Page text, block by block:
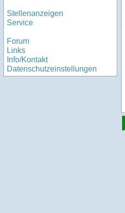
Stellenanzeigen
Service
Forum
Links
Info/Kontakt
Datenschutzeinstellungen